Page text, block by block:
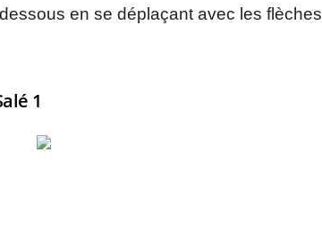
en se déplaçant avec les flèches
1